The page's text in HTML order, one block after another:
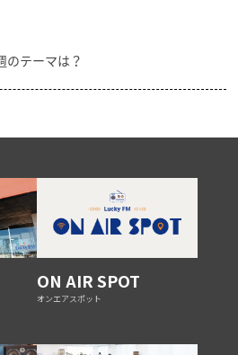
のテーマは？
ON AIR SPOT
オンエアスポット